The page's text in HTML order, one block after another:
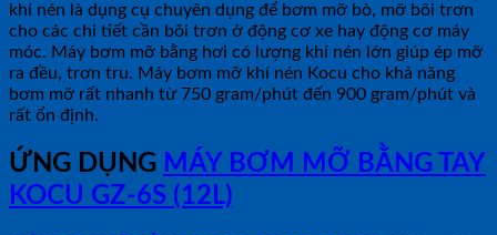
khí nén là dụng cụ chuyên dụng để bơm mỡ bò, mỡ bôi trơn
cho các chi tiết cần bôi trơn ở động cơ xe hay động cơ máy
móc. Máy bơm mỡ bằng hơi có lượng khí nén lớn giúp ép mỡ
ra đều, trơn tru. Máy bơm mỡ khí nén Kocu cho khả năng
bơm mỡ rất nhanh từ 750 gram/phút đến 900 gram/phút và
rất ổn định.
ỨNG DỤNG MÁY BƠM MỠ BẰNG TAY
KOCU GZ-6S (12L)